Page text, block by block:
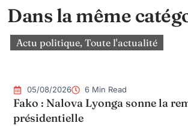
Dans la même
Actu politique, Toute l'actualité
05/08/2026 6 Min Read
Fako : Nalova Lyonga sonne la
présidentielle